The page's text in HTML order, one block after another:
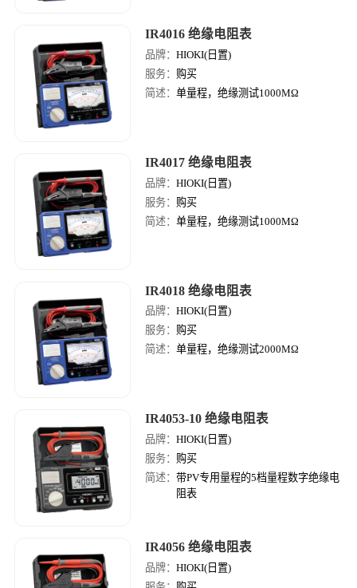
IR4016 绝缘电阻表
品牌：HIOKI(日置)
服务： 购买
简述：单量程，绝缘测试1000MΩ
IR4017 绝缘电阻表
品牌：HIOKI(日置)
服务： 购买
简述：单量程，绝缘测试1000MΩ
IR4018 绝缘电阻表
品牌：HIOKI(日置)
服务： 购买
简述：单量程，绝缘测试2000MΩ
IR4053-10 绝缘电阻表
品牌：HIOKI(日置)
服务： 购买
简述：带PV专用量程的5档量程数字绝缘电
阻表
IR4056 绝缘电阻表
品牌：HIOKI(日置)